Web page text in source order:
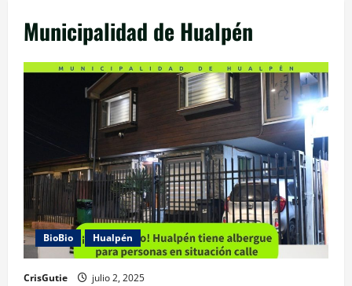
Municipalidad de Hualpén
BioBio Hualpén
CrisGutie julio 2, 2025